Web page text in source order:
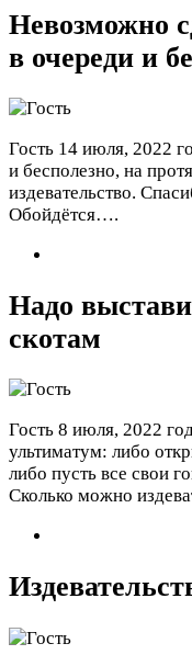
Невозможно
в очереди и
Гость 14 июля, 2022
и бесполезно, на
издевательство.
Обойдётся….
Надо
скотам
Гость 8 июля, 2022
ультиматум: либо
либо пусть все свои
Сколько можно